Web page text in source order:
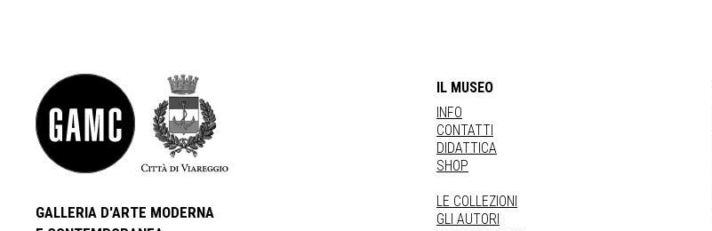
GALLERIA D'ARTE MODERNA
IL MUSEO
INFO
CONTATTI
DIDATTICA
SHOP
LE COLLEZIONI
GLI AUTORI